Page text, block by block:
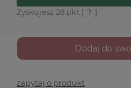
Zyskujesz 28 pkt [ ? ]
Dodaj do
zapytaj o produkt